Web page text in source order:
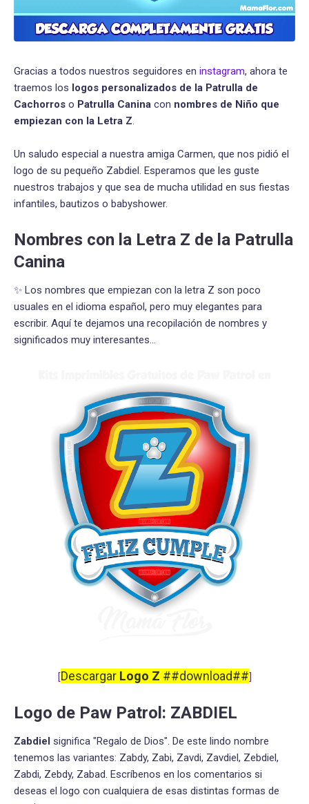
Gracias a todos nuestros seguidores en instagram, ahora te
traemos los logos personalizados de la Patrulla de
Cachorros o Patrulla Canina con nombres de Niño que
empiezan con la Letra Z.
Un saludo especial a nuestra amiga Carmen, que nos pidió el
logo de su pequeño Zabdiel. Esperamos que les guste
nuestros trabajos y que sea de mucha utilidad en sus fiestas
infantiles, bautizos o babyshower.
Nombres con la Letra Z de la Patrulla
Canina
✨ Los nombres que empiezan con la letra Z son poco
usuales en el idioma español, pero muy elegantes para
escribir. Aquí te dejamos una recopilación de nombres y
significados muy interesantes...
[Descargar Logo Z ##download##]
Logo de Paw Patrol: ZABDIEL
Zabdiel significa "Regalo de Dios". De este lindo nombre
tenemos las variantes: Zabdy, Zabi, Zavdi, Zavdiel, Zebdiel,
Zabdi, Zebdy, Zabad. Escríbenos en los comentarios si
deseas el logo con cualquiera de esas distintas formas de